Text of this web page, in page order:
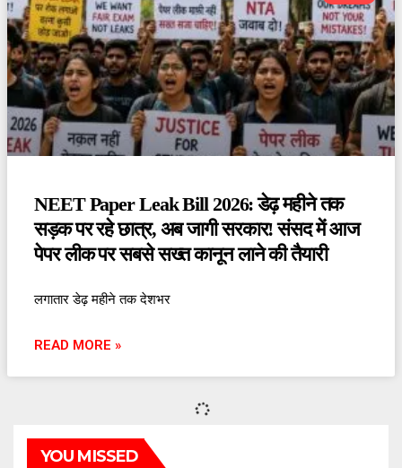
NEET Paper Leak Bill 2026: डेढ़ महीने तक
सड़क पर रहे छात्र, अब जागी सरकार! संसद में आज
पेपर लीक पर सबसे सख्त कानून लाने की तैयारी
लगातार डेढ़ महीने तक देशभर
READ MORE »
YOU MISSED